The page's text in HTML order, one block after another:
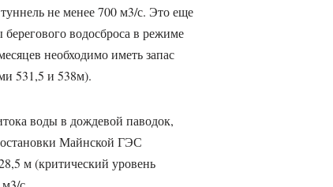
не менее 700 м3/с. Это еще
водосброса в режиме
необходимо иметь запас
531,5 и 538м).
воды в дождевой паводок,
Майнской ГЭС
м (критический уровень